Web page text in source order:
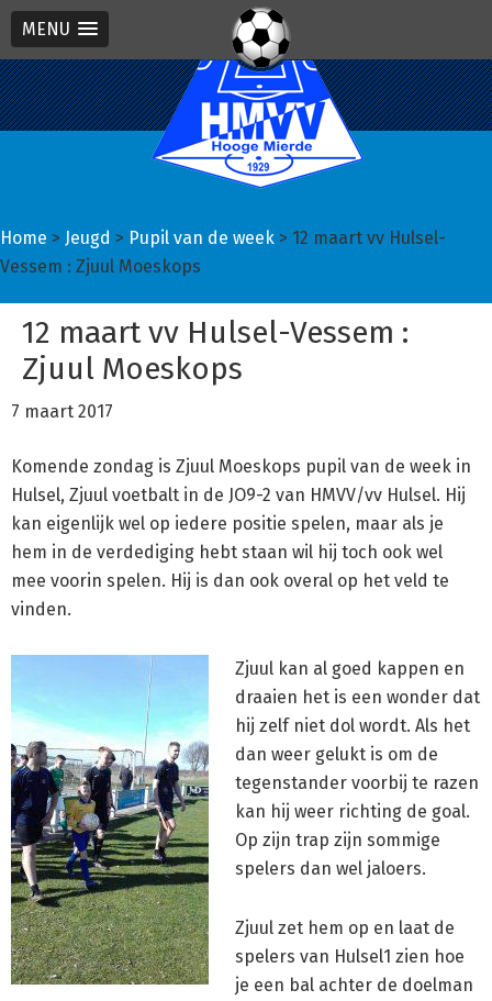
MENU
Spring
naar
de
Door
naar
de
Spring
naar
de
Home > Jeugd > Pupil van de week > 12 maart vv Hulsel-
Vessem : Zjuul Moeskops
12 maart vv Hulsel-Vessem :
Zjuul Moeskops
7 maart 2017
Komende zondag is Zjuul Moeskops pupil van de week in
Hulsel, Zjuul voetbalt in de JO9-2 van HMVV/vv Hulsel. Hij
kan eigenlijk wel op iedere positie spelen, maar als je
hem in de verdediging hebt staan wil hij toch ook wel
mee voorin spelen. Hij is dan ook overal op het veld te
vinden.
Zjuul kan al goed kappen en
draaien het is een wonder dat
hij zelf niet dol wordt. Als het
dan weer gelukt is om de
tegenstander voorbij te razen
kan hij weer richting de goal.
Op zijn trap zijn sommige
spelers dan wel jaloers.
Zjuul zet hem op en laat de
spelers van Hulsel1 zien hoe
je een bal achter de doelman